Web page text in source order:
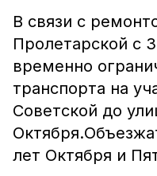
В связи с
Пролетарской с
временно
транспорта на
Советской до
лет Октября и